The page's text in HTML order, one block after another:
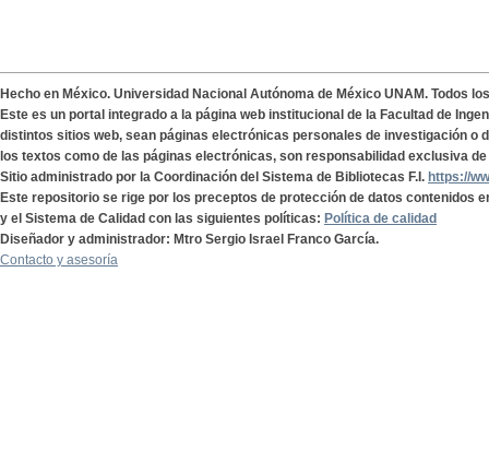
Hecho en México. Universidad Nacional Autónoma de México UNAM. Todos
Este es un portal integrado a la página web institucional de la Facultad de
distintos sitios web, sean páginas electrónicas personales de investigación o
los textos como de las páginas electrónicas, son responsabilidad exclusiva
Sitio administrado por la Coordinación del Sistema de Bibliotecas F.I. https://
Este repositorio se rige por los preceptos de protección de datos contenidos
y el Sistema de Calidad con las siguientes políticas: Política de calidad
Diseñador y administrador: Mtro Sergio Israel Franco García.
Contacto y asesoría